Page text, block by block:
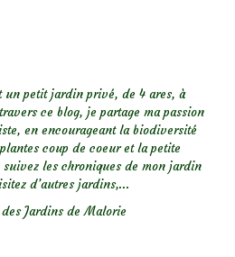
petit jardin privé, de 4 ares, à
ce blog, je partage ma passion
en encourageant la biodiversité
coup de coeur et la petite
les chroniques de mon jardin
d’autres jardins,...
Jardins de Malorie